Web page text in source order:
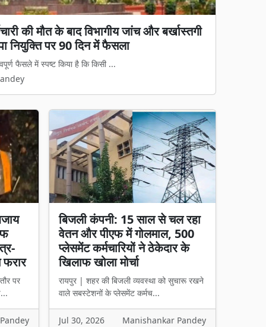
'अन्नपूर्ति ग्रेन एटीएम', अब अंगूठा लगाते
और पारदर्शी बनाने की दिशा में बिलास...
पर
बिजली कंपनी: 15 साल से चल रहा
वेतन और पीएफ में गोलमाल, 500
प्लेसमेंट कर्मचारियों ने ठेकेदार के
खिलाफ खोला मोर्चा
रायपुर | शहर की बिजली व्यवस्था को सुचारू रखने
वाले सबस्टेशनों के प्लेसमेंट कर्मच...
Jul 30, 2026 Manishankar Pandey